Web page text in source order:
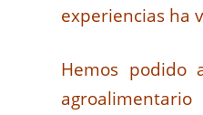
experiencias ha
Hemos podido